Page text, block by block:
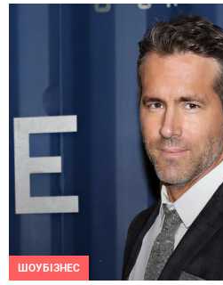
ШОУБІЗНЕС